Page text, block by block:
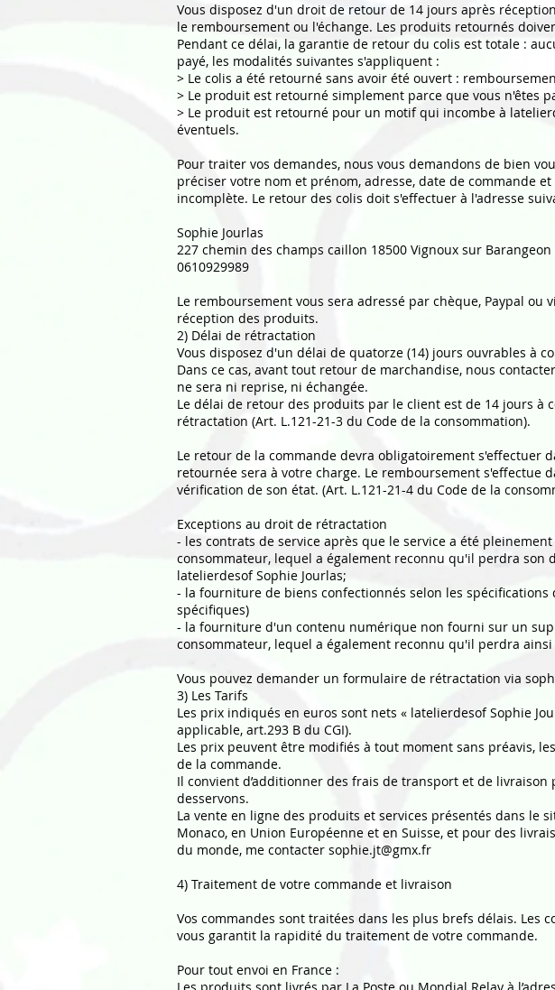
Vous disposez d'un droit de retour de 14 jours après
le remboursement ou l'échange. Les produits retournés
Pendant ce délai, la garantie de retour du colis est totale :
payé, les modalités suivantes s'appliquent :
> Le colis a été retourné sans avoir été ouvert :
> Le produit est retourné simplement parce que vous n'êtes
> Le produit est retourné pour un motif qui incombe à
éventuels.
Pour traiter vos demandes, nous vous demandons de bien
préciser votre nom et prénom, adresse, date de commande
incomplète. Le retour des colis doit s'effectuer à l'adresse
Sophie Jourlas
227 chemin des champs caillon 18500 Vignoux sur Barangeon
0610929989
Le remboursement vous sera adressé par chèque, Paypal
réception des produits.
2) Délai de rétractation
Vous disposez d'un délai de quatorze (14) jours ouvrables à
Dans ce cas, avant tout retour de marchandise, nous
ne sera ni reprise, ni échangée.
Le délai de retour des produits par le client est de 14 jours à
rétractation (Art. L.121-21-3 du Code de la consommation).
Le retour de la commande devra obligatoirement s'effectuer
retournée sera à votre charge. Le remboursement
vérification de son état. (Art. L.121-21-4 du Code de la
Exceptions au droit de rétractation
- les contrats de service après que le service a été
consommateur, lequel a également reconnu qu'il perdra
latelierdesof Sophie Jourlas;
- la fourniture de biens confectionnés selon les
spécifiques)
- la fourniture d'un contenu numérique non fourni sur un
consommateur, lequel a également reconnu qu'il perdra
Vous pouvez demander un formulaire de rétractation via
3) Les Tarifs
Les prix indiqués en euros sont nets « latelierdesof Sophie
applicable, art.293 B du CGI).
Les prix peuvent être modifiés à tout moment sans préavis,
de la commande.
Il convient d’additionner des frais de transport et de
desservons.
La vente en ligne des produits et services présentés dans le
Monaco, en Union Européenne et en Suisse, et pour des
du monde, me contacter sophie.jt@gmx.fr
4) Traitement de votre commande et livraison
Vos commandes sont traitées dans les plus brefs délais. Les
vous garantit la rapidité du traitement de votre commande.
Pour tout envoi en France :